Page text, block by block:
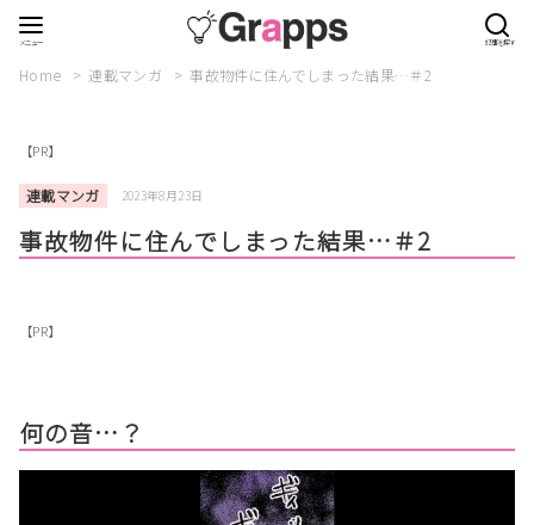
Home 連載マンガ 事故物件に住んでしまった結果…＃2
【PR】
連載マンガ 2023年8月23日
事故物件に住んでしまった結果…＃2
【PR】
何の音…？